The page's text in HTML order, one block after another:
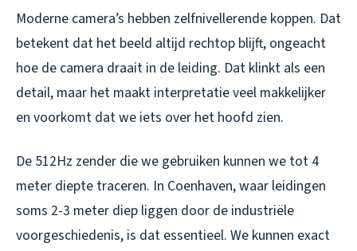
Moderne camera’s hebben zelfnivellerende koppen. Dat
betekent dat het beeld altijd rechtop blijft, ongeacht
hoe de camera draait in de leiding. Dat klinkt als een
detail, maar het maakt interpretatie veel makkelijker
en voorkomt dat we iets over het hoofd zien.
De 512Hz zender die we gebruiken kunnen we tot 4
meter diepte traceren. In Coenhaven, waar leidingen
soms 2-3 meter diep liggen door de industriële
voorgeschiedenis, is dat essentieel. We kunnen exact